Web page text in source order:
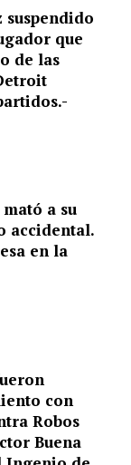
que
de las
a su
accidental.
en la
con
Robos
Buena